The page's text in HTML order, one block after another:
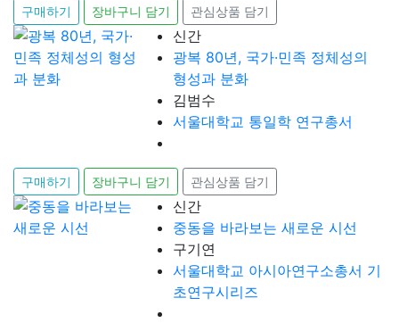
구매하기 장바구니 담기 관심상품 담기
신간
광복 80년, 국가·민족 정체성의
형성과 분화
김범수
서울대학교 통일학 연구총서
구매하기 장바구니 담기 관심상품 담기
신간
중동을 바라보는 새로운 시선
구기연
서울대학교 아시아연구소총서 기
초연구시리즈